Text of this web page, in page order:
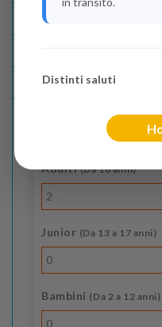
Lascia La
Indica il
Adulti(Da 18 anni)
2
Junior (Da 13 a 17 anni)
0
Bambini (Da 2 a 12 anni)
0
Distinti saluti